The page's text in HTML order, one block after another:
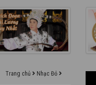
Trang chủ Nhạc Đỏ